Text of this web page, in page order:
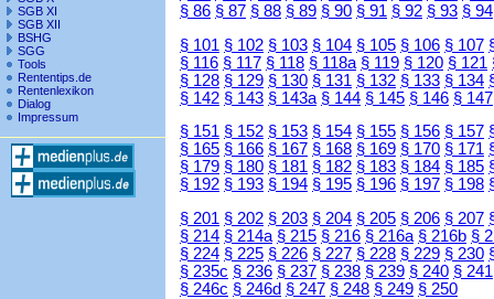
SGB XI
SGB XII
BSHG
SGG
Tools
Rententips.de
Rentenlexikon
Dialog
Impressum
§ 86 § 87 § 88 § 89 § 90 § 91 § 92 § 93 § 94
§ 101 § 102 § 103 § 104 § 105 § 106 § 107
§ 116 § 117 § 118 § 118a § 119 § 120 § 121
§ 128 § 129 § 130 § 131 § 132 § 133 § 134
§ 142 § 143 § 143a § 144 § 145 § 146 § 147
§ 151 § 152 § 153 § 154 § 155 § 156 § 157
§ 165 § 166 § 167 § 168 § 169 § 170 § 171
§ 179 § 180 § 181 § 182 § 183 § 184 § 185
§ 192 § 193 § 194 § 195 § 196 § 197 § 198
§ 201 § 202 § 203 § 204 § 205 § 206 § 207
§ 214 § 214a § 215 § 216 § 216a § 216b §
§ 224 § 225 § 226 § 227 § 228 § 229 § 230
§ 235c § 236 § 237 § 238 § 239 § 240 § 241
§ 246c § 246d § 247 § 248 § 249 § 250